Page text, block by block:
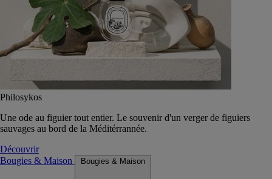
Philosykos
Une ode au figuier tout entier. Le souvenir d'un verger de figuiers
sauvages au bord de la Méditérrannée.
Découvrir
Bougies & Maison
Bougies & Maison